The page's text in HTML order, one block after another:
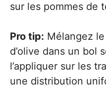
sur les pommes de
Pro tip: Mélangez
d’olive dans un bol
l’appliquer sur les
une distribution